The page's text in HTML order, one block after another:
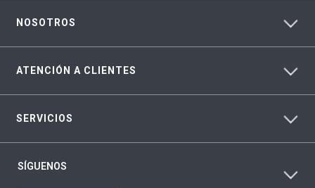
NOSOTROS
ATENCIÓN A CLIENTES
SERVICIOS
SÍGUENOS